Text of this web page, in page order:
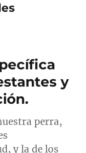
y
perra,
y la de los